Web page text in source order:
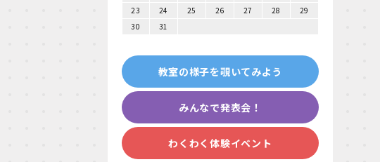
23
24 25 26 27 28
29
30
31
教室の様子を覗いてみよう
みんなで発表会！
わくわく体験イベント